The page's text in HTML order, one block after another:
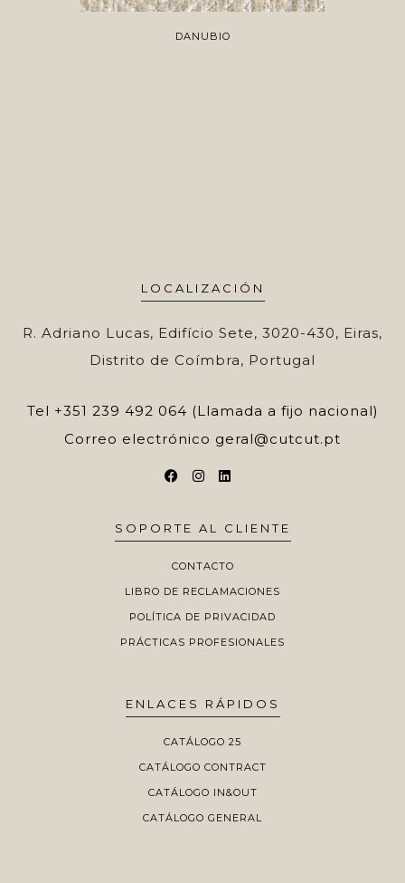
DANUBIO
LOCALIZACIÓN
R. Adriano Lucas, Edifício Sete, 3020-430, Eiras,
Distrito de Coímbra, Portugal
Tel +351 239 492 064 (Llamada a fijo nacional)
Correo electrónico geral@cutcut.pt
SOPORTE AL CLIENTE
CONTACTO
LIBRO DE RECLAMACIONES
POLÍTICA DE PRIVACIDAD
PRÁCTICAS PROFESIONALES
ENLACES RÁPIDOS
CATÁLOGO 25
CATÁLOGO CONTRACT
CATÁLOGO IN&OUT
CATÁLOGO GENERAL